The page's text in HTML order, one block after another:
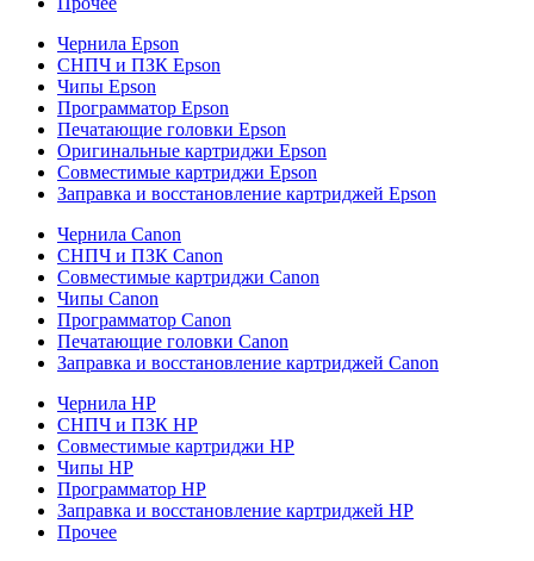
Чернила Epson
СНПЧ и ПЗК Epson
Чипы Epson
Программатор Epson
Печатающие головки Epson
Оригинальные картриджи Epson
Совместимые картриджи Epson
Заправка и восстановление картриджей Epson
Чернила Canon
СНПЧ и ПЗК Canon
Совместимые картриджи Canon
Чипы Canon
Программатор Canon
Печатающие головки Canon
Заправка и восстановление картриджей Canon
Чернила HP
СНПЧ и ПЗК HP
Совместимые картриджи HP
Чипы HP
Программатор HP
Заправка и восстановление картриджей HP
Прочее